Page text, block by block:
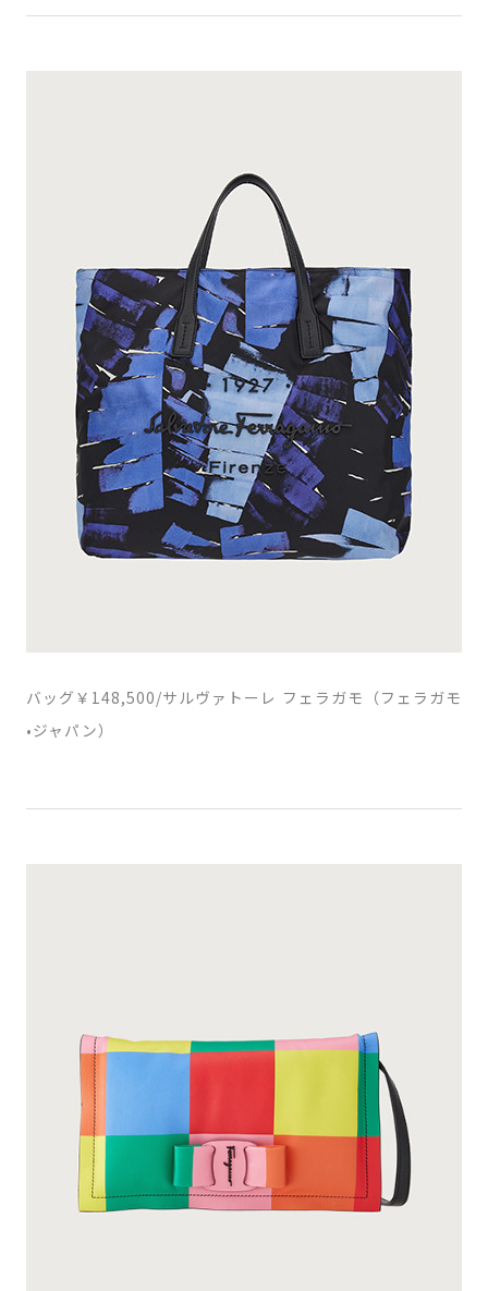
バッグ￥148,500/サルヴァトーレ フェラガモ（フェラガモ
•ジャパン）